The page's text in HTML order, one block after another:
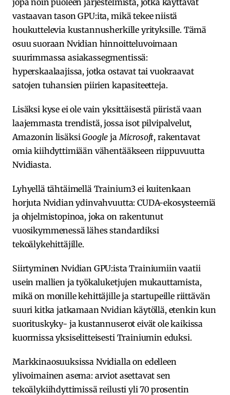
vastaavan tason GPU:ita, mikä tekee niistä
houkuttelevia kustannusherkille yrityksille. Tämä
osuu suoraan Nvidian hinnoitteluvoimaan
suurimmassa asiakassegmentissä:
hyperskaalaajissa, jotka ostavat tai vuokraavat
satojen tuhansien piirien kapasiteetteja.
Lisäksi kyse ei ole vain yksittäisestä piiristä vaan
laajemmasta trendistä, jossa isot pilvipalvelut,
Amazonin lisäksiGoogleja Microsoft, rakentavat
omia kiihdyttimiään vähentääkseen riippuvuutta
Nvidiasta.
Lyhyellä tähtäimellä Trainium3 ei kuitenkaan
horjuta Nvidian ydinvahvuutta: CUDA-ekosysteemiä
ja ohjelmistopinoa, joka on rakentunut
vuosikymmenessä lähes standardiksi
tekoälykehittäjille.
Siirtyminen Nvidian GPU:ista Trainiumiin vaatii
usein mallien ja työkaluketjujen mukauttamista,
mikä on monille kehittäjille ja startupeille riittävän
suuri kitka jatkamaan Nvidian käytöllä, etenkin kun
suorituskyky- ja kustannuserot eivät ole kaikissa
kuormissa yksiselitteisesti Trainiumin eduksi.
Markkinaosuuksissa Nvidialla on edelleen
ylivoimainen asema: arviot asettavat sen
tekoälykiihdyttimissä reilusti yli 70 prosentin